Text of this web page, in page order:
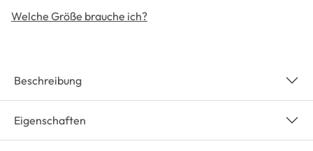
Welche Größe brauche ich?
Beschreibung
Eigenschaften